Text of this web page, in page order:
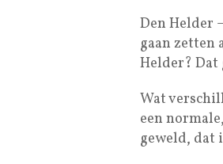
Den Helder
gaan zetten
Helder? Dat
Wat
een
geweld, dat